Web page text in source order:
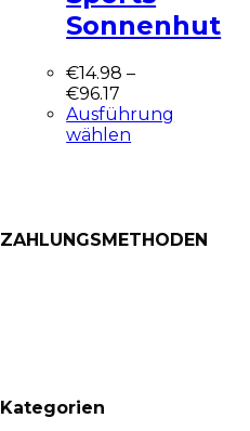
Sonnenhut
€14.98 –
€96.17
Ausführung
wählen
ZAHLUNGSMETHODEN
Kategorien